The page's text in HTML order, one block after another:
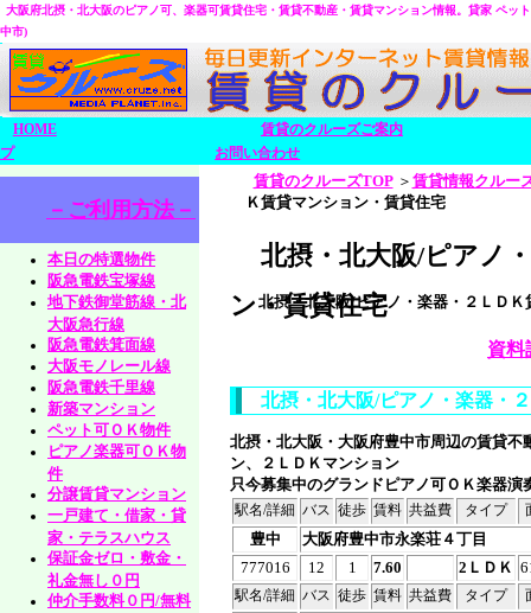
大阪府北摂・北大阪のピアノ可、楽器可賃貸住宅・賃貸不動産・賃貸マンション情報。 貸家 ペッ
中市)
HOME
賃貸のクルーズご案内
プ
お問い合わせ
賃貸のクルーズTOP＞ 賃貸情報クルー
Ｋ賃貸マンション・賃貸住宅
北摂・北大阪/ピアノ
ン・賃貸住宅
北摂・北大阪/ピアノ・楽器・２ＬＤ
資料
北摂・北大阪/ピアノ・楽器・
北摂・北大阪・大阪府豊中市周辺の賃貸
ン、２ＬＤＫマンション
只今募集中のグランドピアノ可ＯＫ楽器
駅名/詳細 バス 徒歩 賃料 共益費 タイプ
豊中
大阪府豊中市永楽荘４丁目
777016
12 1 7.60 2ＬＤＫ
駅名/詳細 バス 徒歩 賃料 共益費 タイプ
－ご利用方法－
本日の特選物件
阪急電鉄宝塚線
地下鉄御堂筋線・北
大阪急行線
阪急電鉄箕面線
大阪モノレール線
阪急電鉄千里線
新築マンション
ペット可ＯＫ物件
ピアノ楽器可ＯＫ物
件
分譲賃貸マンション
一戸建て・借家・貸
家・テラスハウス
保証金ゼロ・敷金・
礼金無し０円
仲介手数料０円/無料